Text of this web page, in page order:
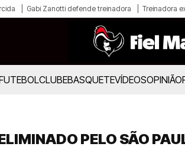
Gabi Zanotti defende treinadora Treinadora
CLUBEBASQUETEVÍDEOSOPINIÃO
PELO SÃO